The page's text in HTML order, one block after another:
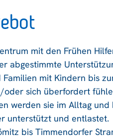
mit den Frühen
abgestimmte
mit Kindern bis
oder sich überfordert
werden sie im Alltag
unterstützt und entlastet.
bis Timmendorfer